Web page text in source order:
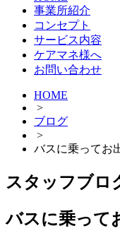
事業所紹介
コンセプト
サービス内容
ケアマネ様へ
お問い合わせ
HOME
>
ブログ
>
バスに乗ってお
スタッフブロ
バスに乗って